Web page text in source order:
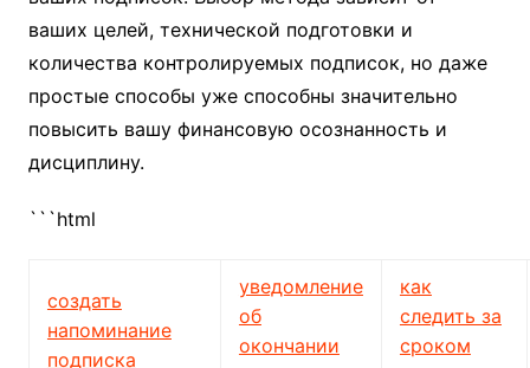
ваших целей, технической подготовки и
количества контролируемых подписок, но даже
простые способы уже способны значительно
повысить вашу финансовую осознанность и
дисциплину.
```html
создать
напоминание
подписка
уведомление
об
окончании
как
следить за
сроком